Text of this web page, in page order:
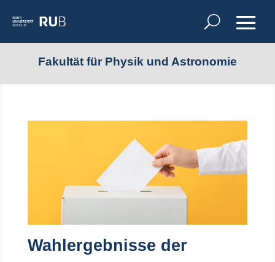
Fakultät für Physik und Astronomie
Wahlergebnisse der